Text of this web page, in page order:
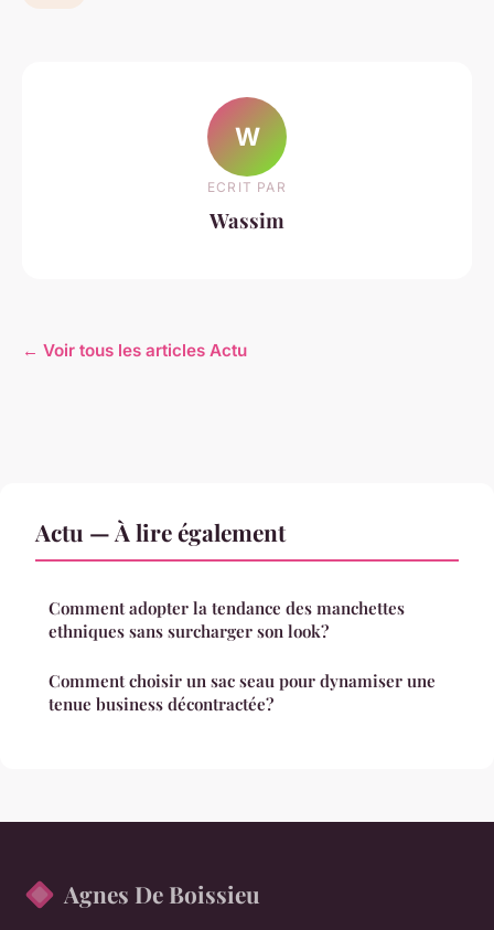
W
ECRIT PAR
Wassim
← Voir tous les articles Actu
Actu — À lire également
Comment adopter la tendance des manchettes
ethniques sans surcharger son look?
Comment choisir un sac seau pour dynamiser une
tenue business décontractée?
Agnes De Boissieu